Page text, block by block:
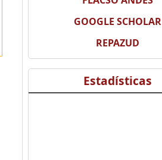
GOOGLE SCHOLAR
REPAZUD
Estadísticas